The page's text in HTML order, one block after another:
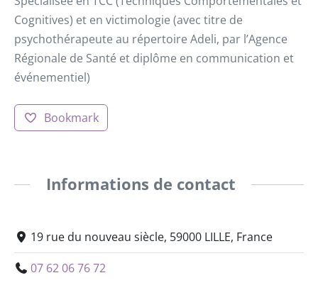
Cognitives) et en victimologie (avec titre de
psychothérapeute au répertoire Adeli, par l’Agence
Régionale de Santé et diplôme en communication et
événementiel)
Bookmark
Informations de contact
19 rue du nouveau siècle, 59000 LILLE, France
07 62 06 76 72